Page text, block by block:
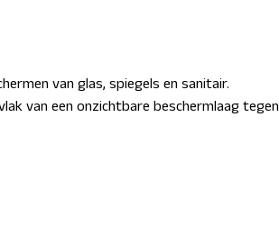
van glas, spiegels en sanitair.
van een onzichtbare beschermlaag tegen
aantal